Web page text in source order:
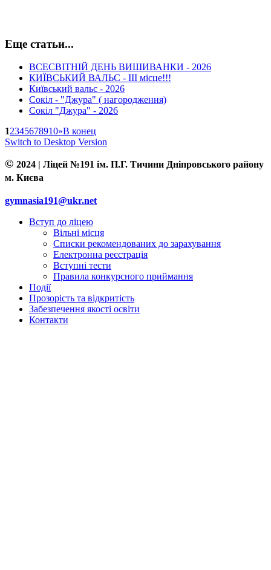
Еще статьи...
ВСЕСВІТНІЙ ДЕНЬ ВИШИВАНКИ - 2026
КИЇВСЬКИЙ ВАЛЬС - ІІІ місце!!!
Київський вальс - 2026
Сокіл - "Джура" ( нагородження)
Сокіл "Джура" - 2026
12345678910»В конец
Switch to Desktop Version
© 2024 | Ліцей №191 ім. П.Г. Тичини Дніпровського району
м. Києва
gymnasia191@ukr.net
Вступ до ліцею
Вільні місця
Списки рекомендованих до зарахування
Електронна реєстрація
Вступні тести
Правила конкурсного приймання
Події
Прозорість та відкритість
Забезпечення якості освіти
Контакти